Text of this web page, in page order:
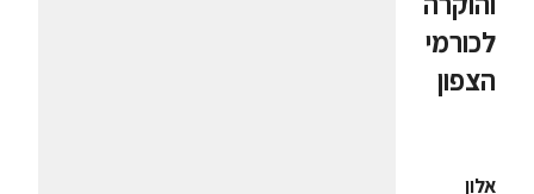
לכורמי
הצפון
אלון